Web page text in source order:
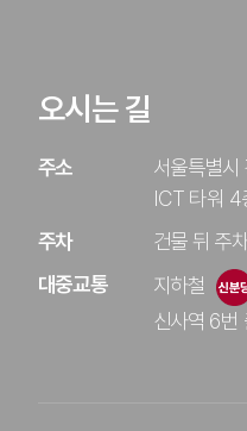
오시는 길
주소
주차
대중교통
서울특별
ICT 타워 4
건물 뒤 주
지하철
신사역 6번